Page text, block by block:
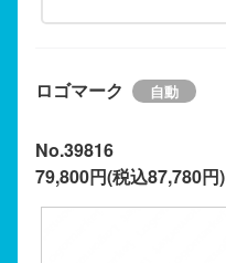
ロゴマーク
No.39816
79,800円(税込87,780円)